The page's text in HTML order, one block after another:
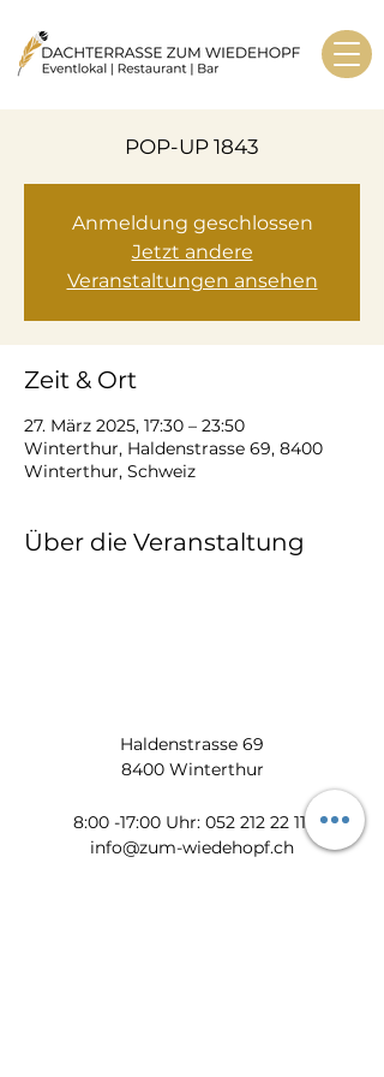
POP-UP 1843
Anmeldung geschlossen
Jetzt andere
Veranstaltungen ansehen
Zeit & Ort
27. März 2025, 17:30 – 23:50
Winterthur, Haldenstrasse 69, 8400
Winterthur, Schweiz
Über die Veranstaltung
Haldenstrasse 69
8400 Winterthur
​​8:00 -17:00 Uhr: 052 212 22 11
info@zum-wiedehopf.ch